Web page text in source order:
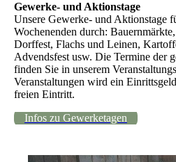
Gewerke- und Aktionstage
Unsere Gewerke- und Aktionstage
Wochenenden durch:
Dorffest, Flachs und Leinen,
Advendsfest usw. Die Termine der
finden Sie in unserem
Veranstaltungen wird ein
freien Eintritt.
Infos zu Gewerketagen